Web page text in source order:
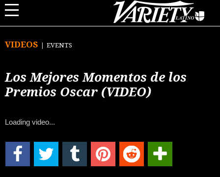
VIDEOS EVENTS
Los Mejores Momentos de los
Premios Oscar (VIDEO)
Loading video...